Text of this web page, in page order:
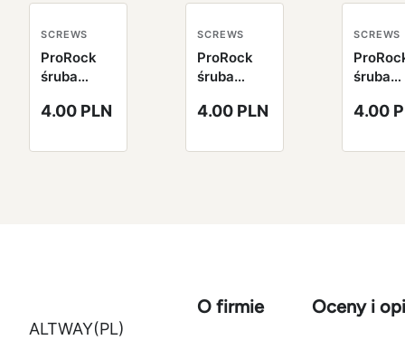
SCREWS
ProRock
śruba
7075
Royal Blue
4.00 PLN
SCREWS
ProRock
śruba
7075
Royal Blue
4.00 PLN
SCREWS
śruba
7075
Royal
4.00
ALTWAY(PL)
O firmie Oceny i